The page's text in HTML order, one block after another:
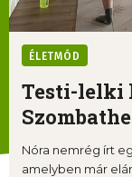
ÉLETMÓD
Testi-lelki
Nóra nemrég írt
amelyben már